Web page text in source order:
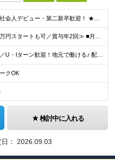
★未経験・社会人デビュー・第二新卒歓迎！ ★フリーターやブランクのある方も大歓迎！ ★20～40代幅広く活躍中 ■学歴不問 ＼こんな方にピッタリ／ --------------------- □ 正
≪月給27.7万円スタートも可／賞与年2回≫ ■月給21万円～27.7万円＋各種手当＋賞与年2回 ※給与は勤務地に応じて変更します ※年齢や経験・スキルなどを考慮して決定します ※時間外手当は全額支給
★転勤なし／U・Iターン歓迎！地元で働ける♪ 配属先：東京・神奈川・千葉・長野・石川・大阪・福岡・札幌・愛知・広島にある『NTTドコモ』グループ 《勤務地一覧》 ■東京 ・東京都新宿区新宿4-1-6
クOK
検討中に入れる
： 2026.09.03